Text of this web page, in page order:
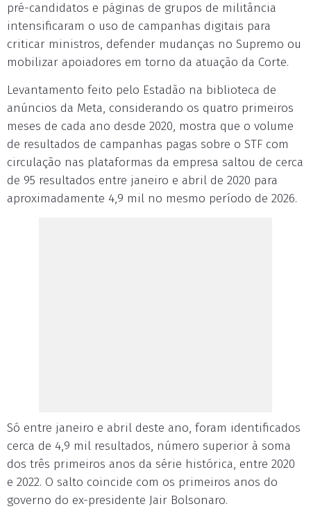
pré-candidatos e páginas de grupos de militância
intensificaram o uso de campanhas digitais para
criticar ministros, defender mudanças no Supremo ou
mobilizar apoiadores em torno da atuação da Corte.
Levantamento feito pelo Estadão na biblioteca de
anúncios da Meta, considerando os quatro primeiros
meses de cada ano desde 2020, mostra que o volume
de resultados de campanhas pagas sobre o STF com
circulação nas plataformas da empresa saltou de cerca
de 95 resultados entre janeiro e abril de 2020 para
aproximadamente 4,9 mil no mesmo período de 2026.
Só entre janeiro e abril deste ano, foram identificados
cerca de 4,9 mil resultados, número superior à soma
dos três primeiros anos da série histórica, entre 2020
e 2022. O salto coincide com os primeiros anos do
governo do ex-presidente Jair Bolsonaro.